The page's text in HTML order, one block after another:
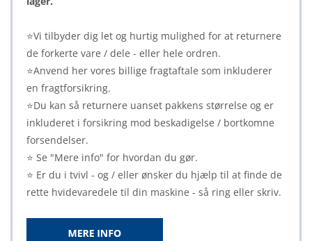
⭐Vi tilbyder dig let og hurtig mulighed for at returnere
de forkerte vare / dele - eller hele ordren.
⭐Anvend her vores billige fragtaftale som inkluderer
en fragtforsikring.
⭐Du kan så returnere uanset pakkens størrelse og er
inkluderet i forsikring mod beskadigelse / bortkomne
forsendelser.
⭐ Se "Mere info" for hvordan du gør.
⭐ Er du i tvivl - og / eller ønsker du hjælp til at finde de
rette hvidevaredele til din maskine - så ring eller skriv.